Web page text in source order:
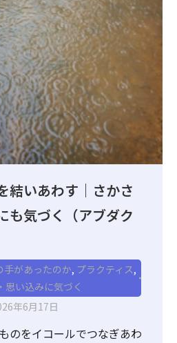
結いあわす｜さかさ
も気づく（アブダク
手があったのか, プラクティス,
思い込みに気づく
年6月17日
のをイコールでつなぎあわ